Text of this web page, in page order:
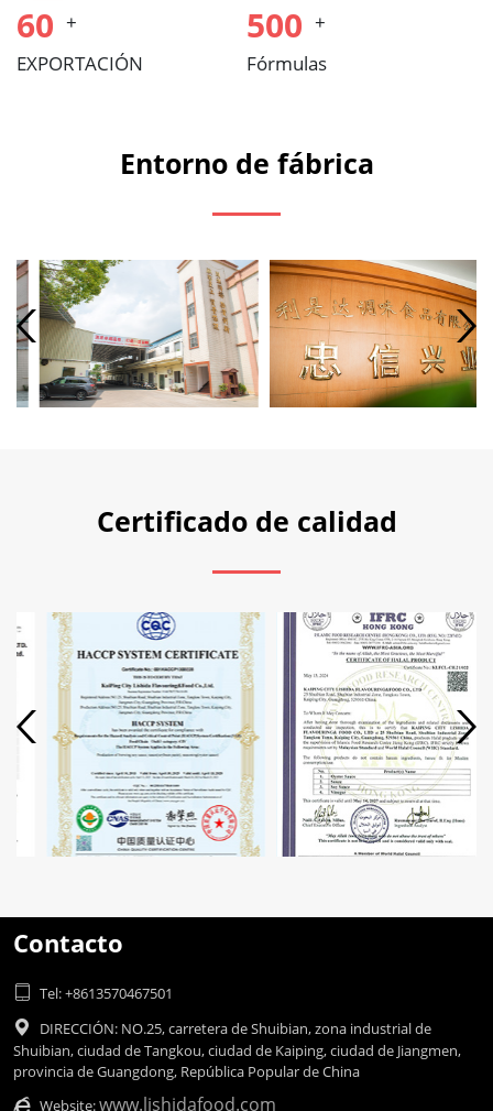
60 +
EXPORTACIÓN
500 +
Fórmulas
Entorno de fábrica
Certificado de calidad
Contacto
 Tel: +8613570467501

DIRECCIÓN: NO.25, carretera de Shuibian, zona industrial de
Shuibian, ciudad de Tangkou, ciudad de Kaiping, ciudad de Jiangmen,
provincia de Guangdong, República Popular de China
 Website:www.lishidafood.com